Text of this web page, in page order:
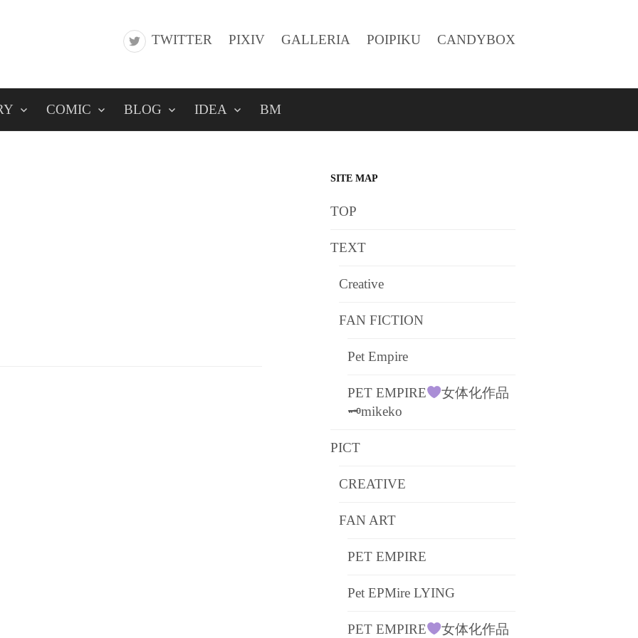
TWITTER PIXIV GALLERIA POIPIKU CANDYBOX
COMIC BLOG IDEA BM
SITE MAP
TOP
TEXT
Creative
FAN FICTION
Pet Empire
PET EMPIRE
女体化作品
🗝mikeko
PICT
CREATIVE
FAN ART
PET EMPIRE
Pet EPMire LYING
PET EMPIRE
女体化作品